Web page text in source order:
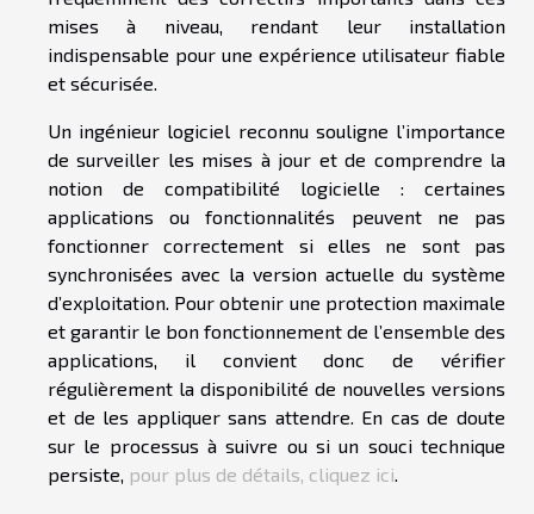
mises à niveau, rendant leur installation
indispensable pour une expérience utilisateur fiable
et sécurisée.
Un ingénieur logiciel reconnu souligne l’importance
de surveiller les mises à jour et de comprendre la
notion de compatibilité logicielle : certaines
applications ou fonctionnalités peuvent ne pas
fonctionner correctement si elles ne sont pas
synchronisées avec la version actuelle du système
d’exploitation. Pour obtenir une protection maximale
et garantir le bon fonctionnement de l’ensemble des
applications, il convient donc de vérifier
régulièrement la disponibilité de nouvelles versions
et de les appliquer sans attendre. En cas de doute
sur le processus à suivre ou si un souci technique
persiste, pour plus de détails, cliquez ici.